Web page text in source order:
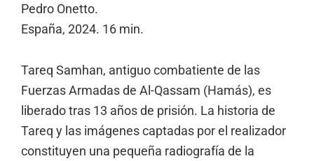
Pedro Onetto.
España, 2024. 16 min.
Tareq Samhan, antiguo combatiente de las
Fuerzas Armadas de Al-Qassam (Hamás), es
liberado tras 13 años de prisión. La historia de
Tareq y las imágenes captadas por el realizador
constituyen una pequeña radiografía de la